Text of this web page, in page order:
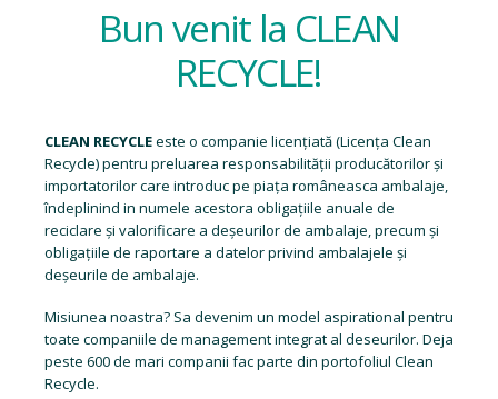
Bun venit la CLEAN
RECYCLE!
CLEAN RECYCLEeste o companie licențiată (Licența Clean
Recycle) pentru preluarea responsabilității producătorilor și
importatorilor care introduc pe piața româneasca ambalaje,
îndeplinind in numele acestora obligațiile anuale de
reciclare și valorificare a deșeurilor de ambalaje, precum și
obligațiile de raportare a datelor privind ambalajele și
deșeurile de ambalaje.
Misiunea noastra? Sa devenim un model aspirational pentru
toate companiile de management integrat al deseurilor. Deja
peste 600 de mari companii fac parte din portofoliul Clean
Recycle.